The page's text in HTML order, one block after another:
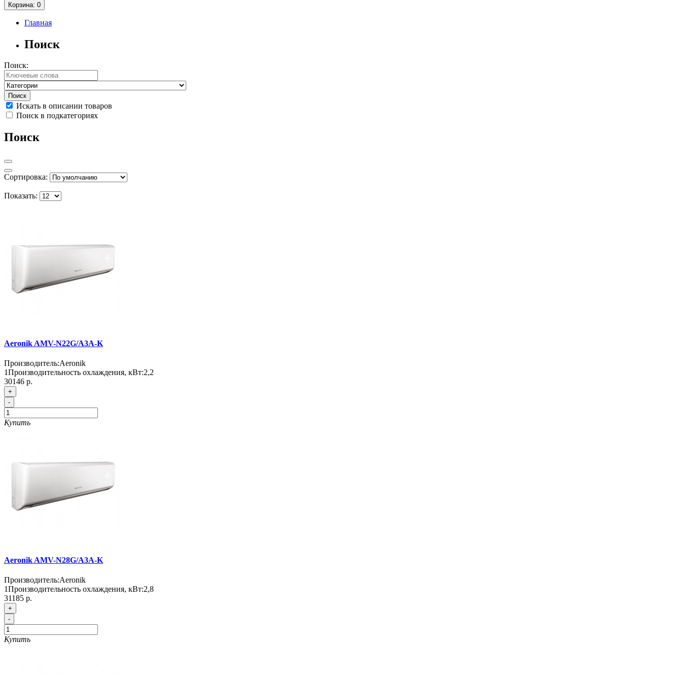
Корзина: 0
Главная
Поиск
Поиск:
Искать в описании товаров
Поиск в подкатегориях
Поиск
Сортировка:
Показать:
Aeronik AMV-N22G/A3A-K
Производитель:Aeronik
1Производительность охлаждения, кВт:2,2
30146 р.
+
-
Купить
Aeronik AMV-N28G/A3A-K
Производитель:Aeronik
1Производительность охлаждения, кВт:2,8
31185 р.
+
-
Купить